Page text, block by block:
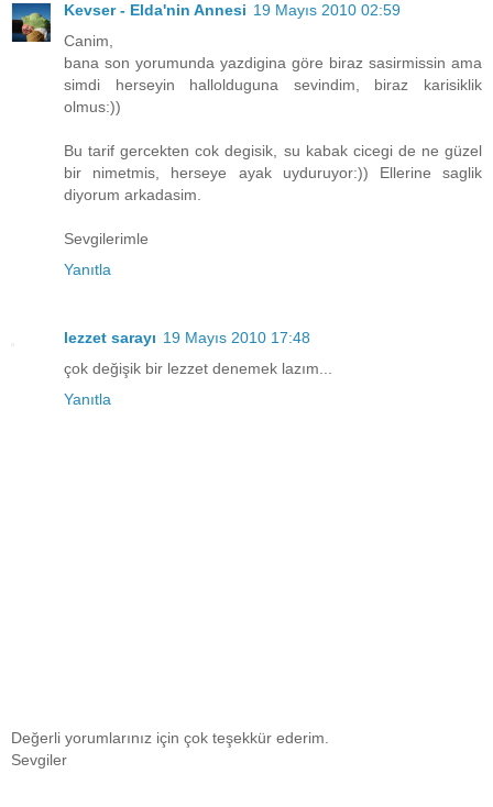
Kevser - Elda'nin Annesi 19 Mayıs 2010 02:59
Canim,
bana son yorumunda yazdigina göre biraz sasirmissin ama
simdi herseyin hallolduguna sevindim, biraz karisiklik
olmus:))
Bu tarif gercekten cok degisik, su kabak cicegi de ne güzel
bir nimetmis, herseye ayak uyduruyor:)) Ellerine saglik
diyorum arkadasim.
Sevgilerimle
Yanıtla
lezzet sarayı 19 Mayıs 2010 17:48
çok değişik bir lezzet denemek lazım...
Yanıtla
Değerli yorumlarınız için çok teşekkür ederim.
Sevgiler